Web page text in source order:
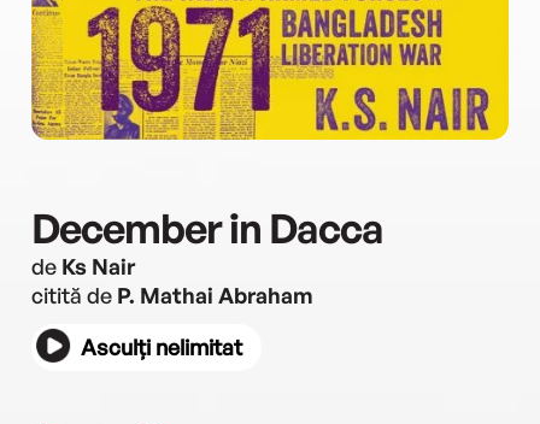
December in Dacca
de Ks Nair
citită de P. Mathai Abraham
Asculți nelimitat